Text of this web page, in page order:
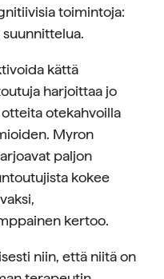
toimintoja:
kättä
harjoittaa jo
otekahvoilla
Myron
paljon
kokee
kertoo.
niin, että niitä on